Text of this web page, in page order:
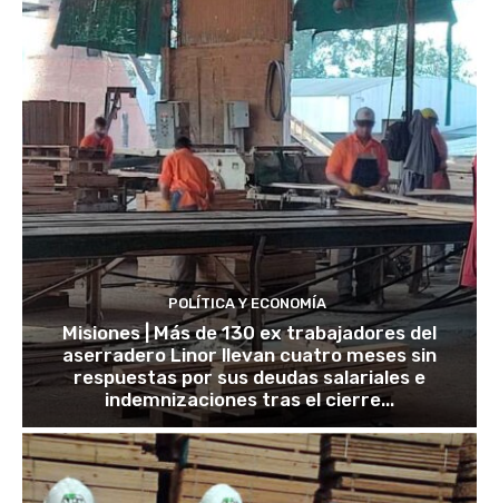
POLÍTICA Y ECONOMÍA
Misiones | Más de 130 ex trabajadores del
aserradero Linor llevan cuatro meses sin
respuestas por sus deudas salariales e
indemnizaciones tras el cierre...